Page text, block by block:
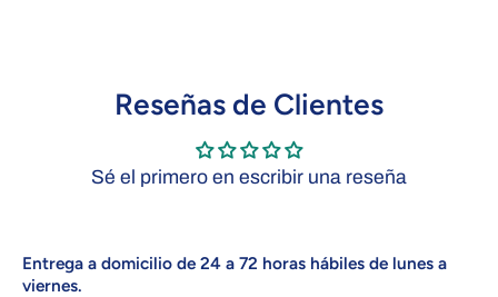
Reseñas de Clientes
Sé el primero en escribir una reseña
Entrega a domicilio de 24 a 72 horas hábiles de lunes a
viernes.